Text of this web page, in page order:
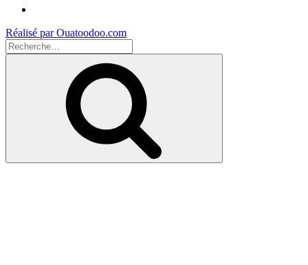
Réalisé par Ouatoodoo.com
Recherche
pour